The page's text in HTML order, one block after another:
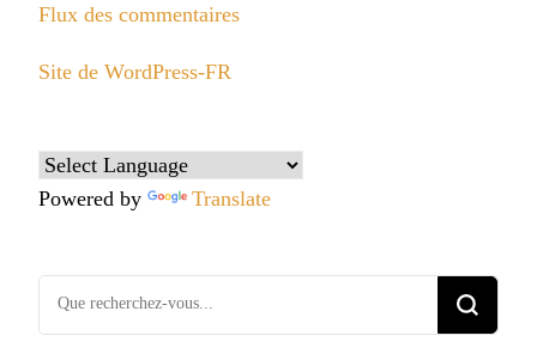
Flux des commentaires
Site de WordPress-FR
Powered by Translate
Vous